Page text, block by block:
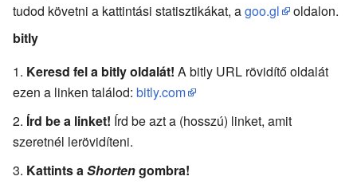
tudod követni a kattintási statisztikákat, agoo.gl
oldalon.
bitly
Keresd fel a bitly oldalát! A bitly URL rövidítő oldalát
ezen a linken találod: bitly.com
Írd be a linket! Írd be azt a (hosszú) linket, amit
szeretnél lerövidíteni.
Kattints a Shortengombra!